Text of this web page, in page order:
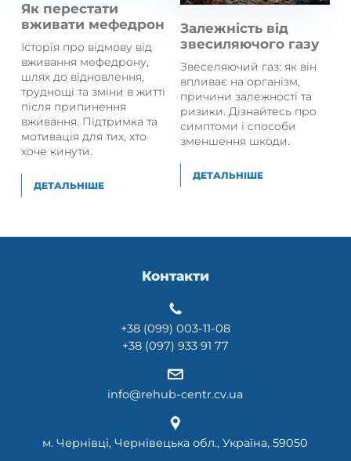
Як перестати
вживати мефедрон
Історія про відмову від
вживання мефедрону,
шлях до відновлення,
труднощі та зміни в житті
після припинення
вживання. Підтримка та
мотивація для тих, хто
хоче кинути.
ДЕТАЛЬНІШЕ
Залежність від
звесиляючого газу
Звеселяючий газ: як він
впливає на організм,
причини залежності та
ризики. Дізнайтесь про
симптоми і способи
зменшення шкоди.
ДЕТАЛЬНІШЕ
Контакти
+38 (099) 003-11-08
+38 (097) 933 91 77
info@rehub-centr.cv.ua
м. Чернівці, Чернівецька обл., Україна, 59050